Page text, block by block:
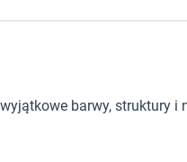
barwy, struktury i